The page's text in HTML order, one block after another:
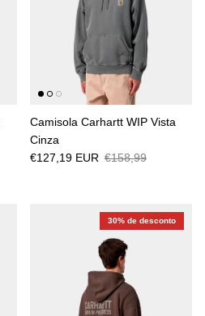
Camisola Carhartt WIP Vista
Cinza
€127,19 EUR €158,99
30% de desconto